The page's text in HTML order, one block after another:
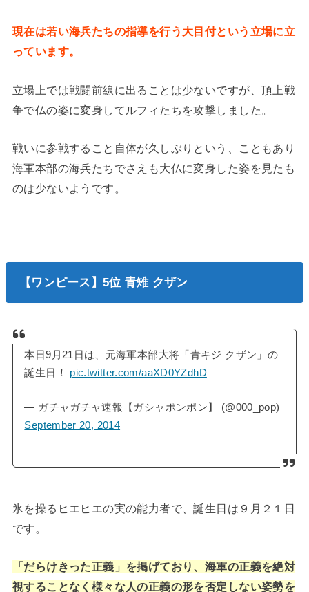
現在は若い海兵たちの指導を行う大目付という立場に立
っています。
立場上では戦闘前線に出ることは少ないですが、頂上戦
争で仏の姿に変身してルフィたちを攻撃しました。
戦いに参戦すること自体が久しぶりという、こともあり
海軍本部の海兵たちでさえも大仏に変身した姿を見たも
のは少ないようです。
【ワンピース】5位 青雉 クザン
本日9月21日は、元海軍本部大将「青キジ クザン」の
誕生日！ pic.twitter.com/aaXD0YZdhD
— ガチャガチャ速報【ガシャポンポン】 (@000_pop)
September 20, 2014
氷を操るヒエヒエの実の能力者で、誕生日は９月２１日
です。
「だらけきった正義」を掲げており、海軍の正義を絶対
視することなく様々な人の正義の形を否定しない姿勢を